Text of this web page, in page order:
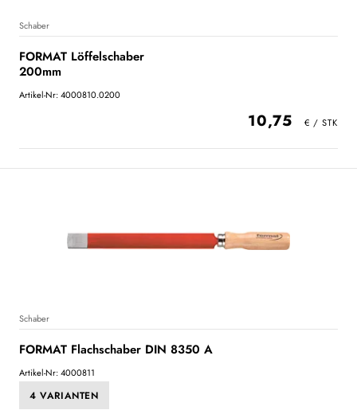
Schaber
FORMAT Löffelschaber
200mm
Artikel-Nr: 4000810.0200
10,75
Schaber
FORMAT Flachschaber DIN 8350 A
Artikel-Nr: 4000811
4 VARIANTEN